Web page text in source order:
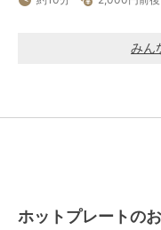
みん
ホットプレートの